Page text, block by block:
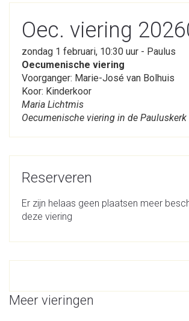
Oec. viering
zondag 1 februari, 10:30 uur - Paulus
Oecumenische viering
Voorganger: Marie-José van Bolhuis
Koor: Kinderkoor
Maria Lichtmis
Oecumenische viering in de Pauluskerk
Reserveren
Er zijn helaas geen plaatsen meer
deze viering
Meer vieringen